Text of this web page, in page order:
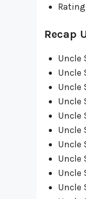
Recap
Uncle
Uncle
Uncle
Uncle
Uncle
Uncle
Uncle
Uncle
Uncle
Uncle